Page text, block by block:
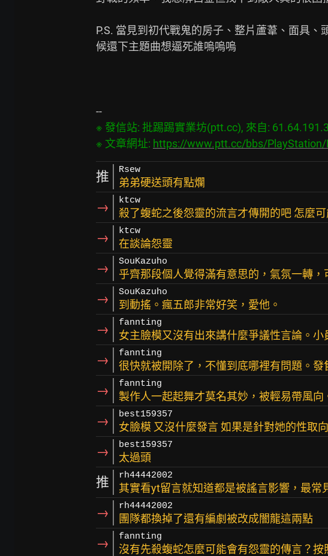
P.S. 當見到初代戰鬼的房子、整片蘆葦、面具
候還下主題曲想逼死誰嗚嗚嗚
※ 發信站: 批踢踢實業坊(ptt.cc), 來自:
※ 文章網址: https://www.ptt.cc/bbs/PlayStation/
推 Rsew
弟弟硬送頭有點爛
→ ktcw
殺了蝮蛇之後怨靈的流言才傳開的吧 怎麼
→ ktcw
在談論怨靈
→ SouKazuho
乎齊那段個人覺得滿有意思的，氣氛一轉，
→ SouKazuho
到動搖。瘋五郎非常好笑，愛他。
→ fannting
女主臉模又沒有出來講什麼爭議性言論。小
→ fannting
很快就被開除了，不懂到底哪裡有問題。發
→ fannting
製作人一起起舞才莫名其妙，被輕易帶風向
→ best159357
女臉模 又沒什麼發言 如果是針對她的性取
→ best159357
太過頭
推 rh44442002
其實看yt留言就知道都是被謠言影響，最常
→ rh44442002
團隊都換掉了還有編劇被改成闇龍這兩點
→ fannting
沒有先殺蝮蛇怎麼可能會有怨靈的傳言？按